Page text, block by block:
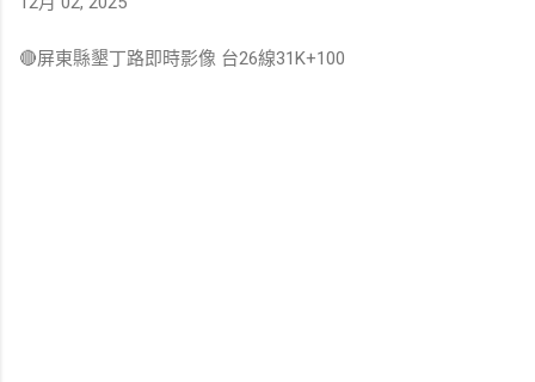
🔴屏東縣墾丁路即時影像 台26線31K+100